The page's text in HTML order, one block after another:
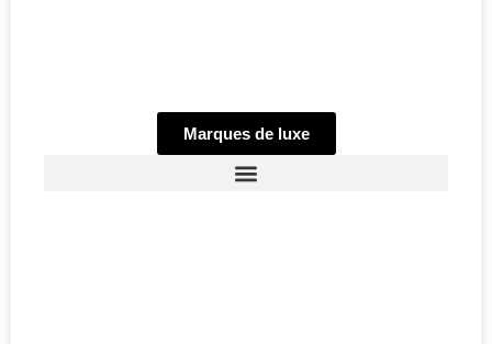
Marques de luxe